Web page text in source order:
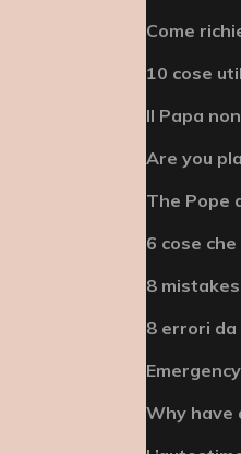
Come
10 cose
Il Papa
Are you
The Pope
6 cose
8
8 errori da
Why have